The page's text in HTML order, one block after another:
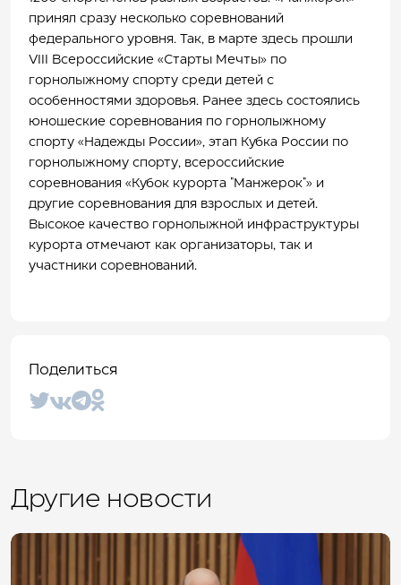
принял сразу несколько соревнований
федерального уровня. Так, в марте здесь прошли
VIII Всероссийские «Старты Мечты» по
горнолыжному спорту среди детей с
особенностями здоровья. Ранее здесь состоялись
юношеские соревнования по горнолыжному
спорту «Надежды России», этап Кубка России по
горнолыжному спорту, всероссийские
соревнования «Кубок курорта ″Манжерок″» и
другие соревнования для взрослых и детей.
Высокое качество горнолыжной инфраструктуры
курорта отмечают как организаторы, так и
участники соревнований.
Поделиться
Другие новости